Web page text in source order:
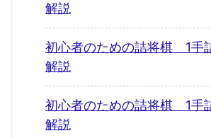
解説
初心者のための詰将棋 1手
解説
初心者のための詰将棋 1手
解説